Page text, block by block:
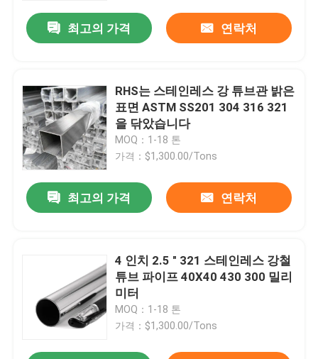
최고의 가격 연락처
RHS는 스테인레스 강 튜브관 밝은
표면 ASTM SS201 304 316 321
을 닦았습니다
MOQ：1-18 톤
가격：$1,300.00/Tons
최고의 가격 연락처
4 인치 2.5 " 321 스테인레스 강철
튜브 파이프 40X40 430 300 밀리
미터
MOQ：1-18 톤
가격：$1,300.00/Tons